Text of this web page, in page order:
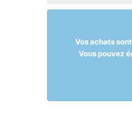
Vos achats
Vous pouvez